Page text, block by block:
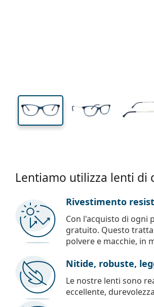
Lentiamo utilizza lenti di
Rivestimento
Con l'acquisto di ogni
gratuito. Questo
polvere e macchie, in
Nitide, robuste,
Le nostre lenti sono
eccellente,